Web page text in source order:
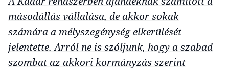
másodállás vállalása, de akkor sokak
számára a mélyszegénység elkerülését
jelentette. Arról ne is szóljunk, hogy a szabad
szombat az akkori kormányzás szerint